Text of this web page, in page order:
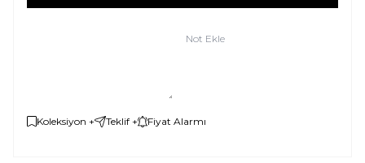
Not Ekle
Koleksiyon + Teklif + Fiyat Alarmı